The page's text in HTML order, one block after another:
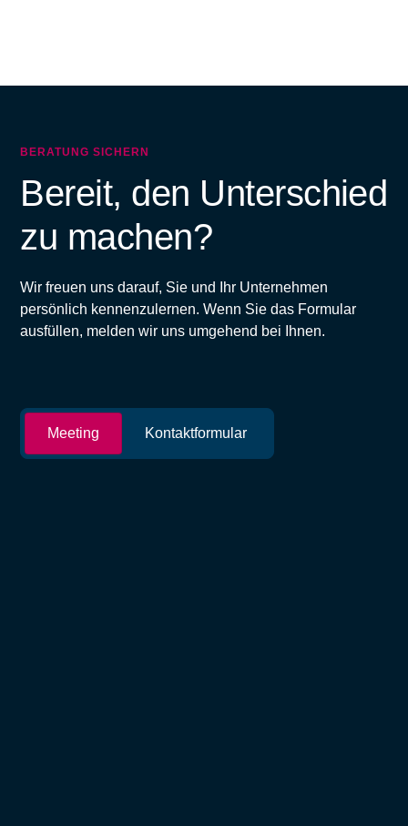
BERATUNG SICHERN
Bereit, den Unterschied
zu machen?
Wir freuen uns darauf, Sie und Ihr Unternehmen
persönlich kennenzulernen. Wenn Sie das Formular
ausfüllen, melden wir uns umgehend bei Ihnen.
Meeting Kontaktformular